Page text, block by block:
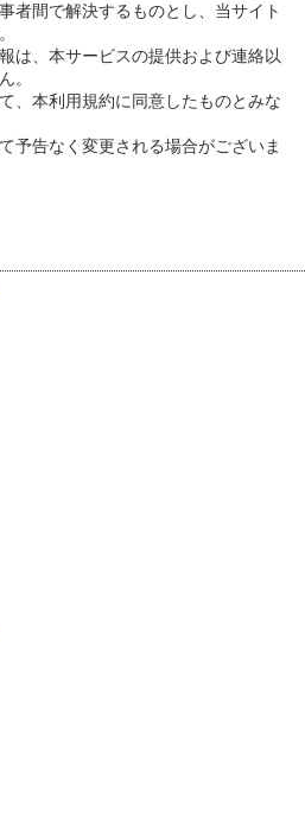
者間で解決するものとし、当サイト
は、本サービスの提供および連絡以
。
、本利用規約に同意したものとみな
予告なく変更される場合がございま